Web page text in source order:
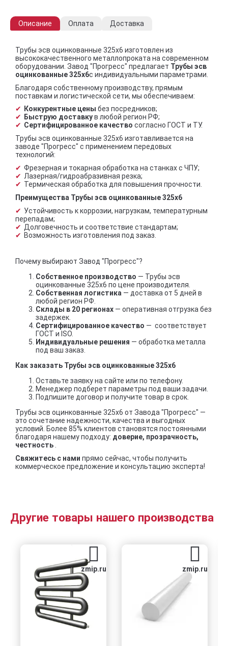
Описание Оплата Доставка
Трубы эсв оцинкованные 325х6 изготовлен из
высококачественного металлопроката на современном
оборудовании. Завод "Прогресс" предлагает Трубы эсв
оцинкованные 325х6с индивидуальными параметрами.
Благодаря собственному производству, прямым
поставкам и логистической сети, мы обеспечиваем:
Конкурентные цены без посредников;
Быструю доставкув любой регион РФ;
Сертифицированное качество согласно ГОСТ и ТУ.
Трубы эсв оцинкованные 325х6 изготавливается на
заводе "Прогресс" с применением передовых
технологий:
Фрезерная и токарная обработка на станках с ЧПУ;
Лазерная/гидроабразивная резка;
Термическая обработка для повышения прочности.
Преимущества Трубы эсв оцинкованные 325х6
Устойчивость к коррозии, нагрузкам, температурным
перепадам;
Долговечность и соответствие стандартам;
Возможность изготовления под заказ.
Почему выбирают Завод "Прогресс"?
Собственное производство — Трубы эсв
оцинкованные 325х6 по цене производителя.
Собственная логистика — доставка от 5 дней в
любой регион РФ.
Склады в 20 регионах — оперативная отгрузка без
задержек.
Сертифицированное качество — соответствует
ГОСТ и ISO.
Индивидуальные решения — обработка металла
под ваш заказ.
Как заказать Трубы эсв оцинкованные 325х6
Оставьте заявку на сайте или по телефону.
Менеджер подберет параметры под ваши задачи.
Подпишите договор и получите товар в срок.
Трубы эсв оцинкованные 325х6 от Завода "Прогресс" —
это сочетание надежности, качества и выгодных
условий. Более 85% клиентов становятся постоянными
благодаря нашему подходу: доверие, прозрачность,
честность
Свяжитесь с нами прямо сейчас, чтобы получить
коммерческое предложение и консультацию эксперта!
Другие товары нашего производства
zmip.ru zmip.ru